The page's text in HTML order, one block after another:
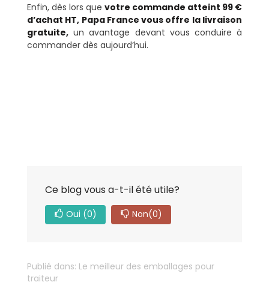
Enfin, dès lors que votre commande atteint 99 €
d’achat HT, Papa France vous offre la livraison
gratuite, un avantage devant vous conduire à
commander dès aujourd’hui.
Ce blog vous a-t-il été utile?
Oui (0) Non(0)
Publié dans: Le meilleur des emballages pour
traiteur